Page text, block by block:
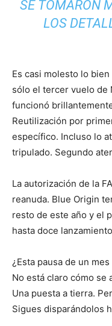
SE TOMARON
LOS
Es casi molesto lo
sólo el tercer vuelo de
funcionó
Reutilización por
específico. Incluso lo
tripulado. Segundo
La autorización de la
reanuda. Blue Origin
resto de este año y el
hasta doce
¿Esta pausa de un
No está claro cómo se
Una puesta a tierra.
Sigues disparándolos